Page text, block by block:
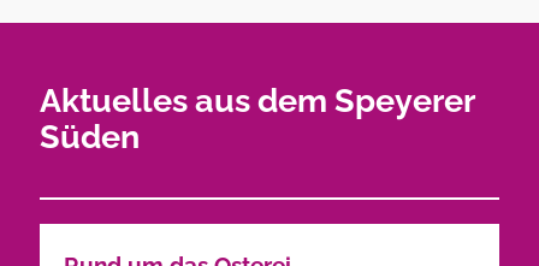
Aktuelles aus dem Speyerer
Süden